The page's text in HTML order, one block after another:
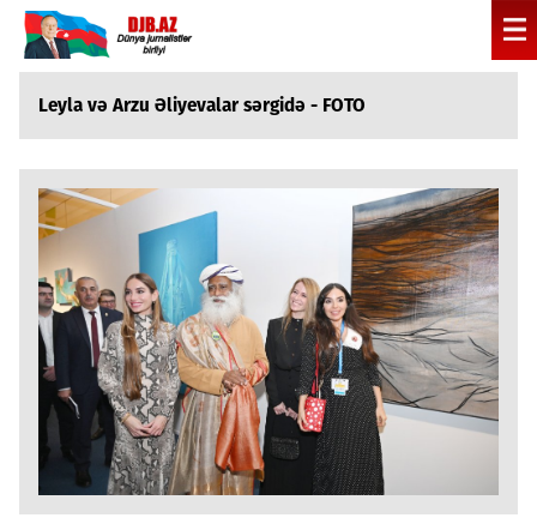
Leyla və Arzu Əliyevalar sərgidə - FOTO